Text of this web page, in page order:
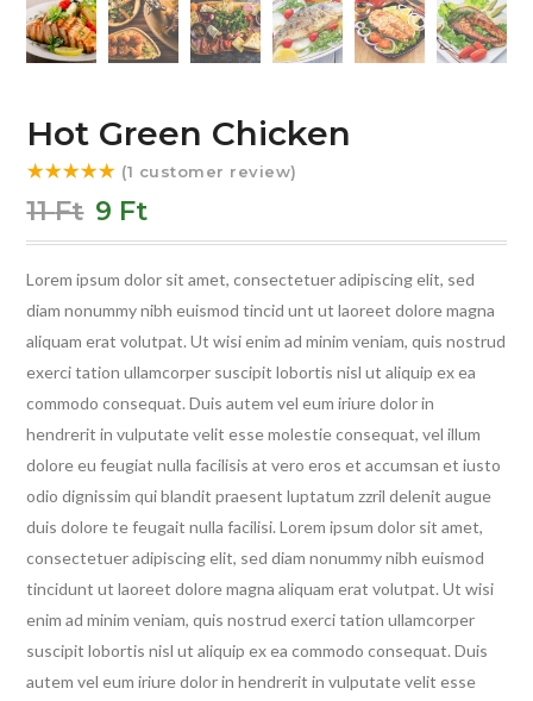
Hot Green Chicken
out of 5
1
customer
rating
(1 customer review)
11Ft 9 Ft
Lorem ipsum dolor sit amet, consectetuer adipiscing elit, sed
diam nonummy nibh euismod tincid unt ut laoreet dolore magna
aliquam erat volutpat. Ut wisi enim ad minim veniam, quis nostrud
exerci tation ullamcorper suscipit lobortis nisl ut aliquip ex ea
commodo consequat. Duis autem vel eum iriure dolor in
hendrerit in vulputate velit esse molestie consequat, vel illum
dolore eu feugiat nulla facilisis at vero eros et accumsan et iusto
odio dignissim qui blandit praesent luptatum zzril delenit augue
duis dolore te feugait nulla facilisi. Lorem ipsum dolor sit amet,
consectetuer adipiscing elit, sed diam nonummy nibh euismod
tincidunt ut laoreet dolore magna aliquam erat volutpat. Ut wisi
enim ad minim veniam, quis nostrud exerci tation ullamcorper
suscipit lobortis nisl ut aliquip ex ea commodo consequat. Duis
autem vel eum iriure dolor in hendrerit in vulputate velit esse